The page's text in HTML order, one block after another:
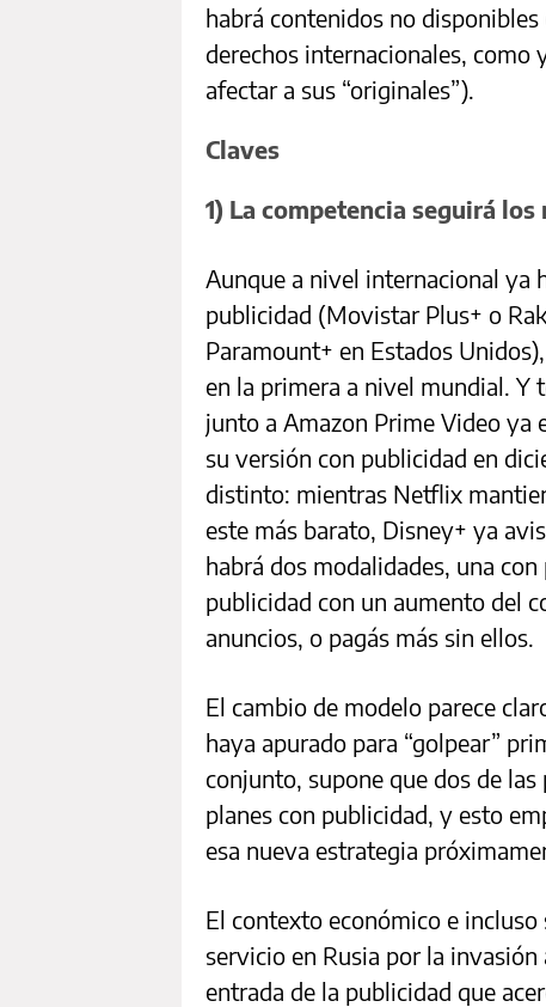
habrá contenidos no
derechos internacionales, como
afectar a sus “originales”).
Claves
1) La competencia seguirá los
Aunque a nivel internacional ya
publicidad (Movistar Plus+ o
Paramount+ en Estados
en la primera a nivel mundial. Y
junto a Amazon Prime Video ya
su versión con publicidad en
distinto: mientras Netflix
este más barato, Disney+ ya
habrá dos modalidades, una
publicidad con un aumento del
anuncios, o pagás más sin ellos.
El cambio de modelo parece
haya apurado para “golpear”
conjunto, supone que dos de
planes con publicidad, y esto
esa nueva estrategia
El contexto económico e
servicio en Rusia por la
entrada de la publicidad que